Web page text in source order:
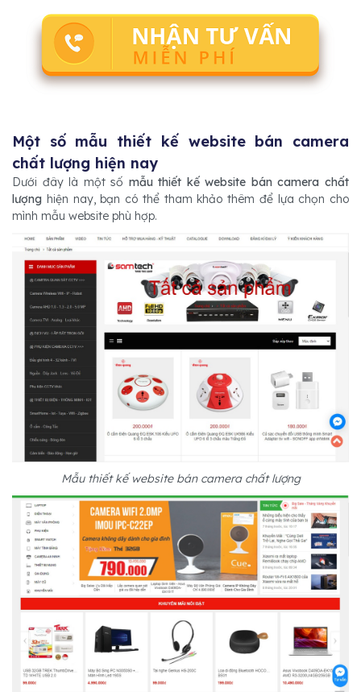
Một số mẫu thiết kế website bán camera
chất lượng hiện nay
Dưới đây là một số mẫu thiết kế website bán camera chất
lượng hiện nay, bạn có thể tham khảo thêm để lựa chọn cho
mình mẫu website phù hợp.
Mẫu thiết kế website bán camera chất lượng